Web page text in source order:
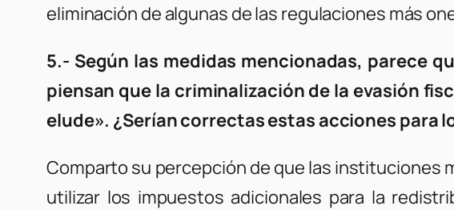
eliminación de algunas de las regulaciones más
5.- Según las medidas mencionadas, parece
piensan que la criminalización de la evasión
elude». ¿Serían correctas estas acciones para
Comparto su percepción de que las instituciones
utilizar los impuestos adicionales para la